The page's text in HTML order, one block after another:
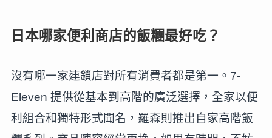
日本哪家便利商店的飯糰最好吃？
沒有哪一家連鎖店對所有消費者都是第一。7-
Eleven 提供從基本到高階的廣泛選擇，全家以便
利組合和獨特形式聞名，羅森則推出自家高階飯